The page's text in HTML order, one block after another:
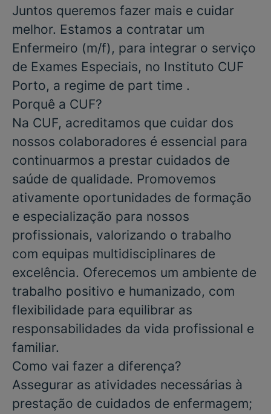
Juntos queremos fazer mais e cuidar
melhor. Estamos a contratar um
Enfermeiro (m/f), para integrar o serviço
de Exames Especiais, no Instituto CUF
Porto, a regime de part time .
Porquê a CUF?
Na CUF, acreditamos que cuidar dos
nossos colaboradores é essencial para
continuarmos a prestar cuidados de
saúde de qualidade. Promovemos
ativamente oportunidades de formação
e especialização para nossos
profissionais, valorizando o trabalho
com equipas multidisciplinares de
excelência. Oferecemos um ambiente de
trabalho positivo e humanizado, com
flexibilidade para equilibrar as
responsabilidades da vida profissional e
familiar.
Como vai fazer a diferença?
Assegurar as atividades necessárias à
prestação de cuidados de enfermagem;